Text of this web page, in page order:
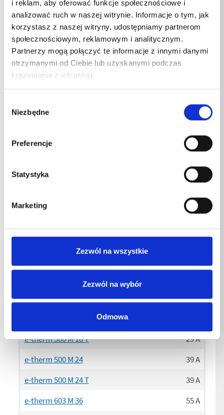
i reklam, aby oferować funkcje społecznościowe i
analizować ruch w naszej witrynie. Informacje o tym, jak
korzystasz z naszej witryny, udostępniamy partnerom
społecznościowym, reklamowym i analitycznym.
Partnerzy mogą połączyć te informacje z innymi danymi
otrzymanymi od Ciebie lub uzyskanymi podczas
korzystania z ich usług.
zgody
Niezbędne
Preferencje
Statystyka
Marketing
Zezwól na wszystkie
Zezwól na wybór
Odmowa
Podłączenie Częstotliwość
e-therm 500 M 18
e-therm 500 M 18 T
50Hz
e-therm 500 M 24
50Hz
e-therm 603 M 36
50Hz
e-therm 603 M 36 T
50Hz
e-therm 873 M 36 T
50Hz
e-therm 873 M 48
50Hz
e-therm 873 M 48 T
Podłączenie Aktualna strona
e-therm 500 M 18 T
29A
e-therm 500 M 24
39A
e-therm 500 M 24 T
39A
e-therm 603 M 36
55A